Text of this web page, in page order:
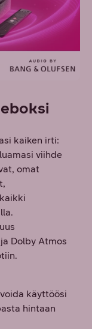
kaiken irti:
viihde
omat
Dolby Atmos
käyttöösi
hintaan